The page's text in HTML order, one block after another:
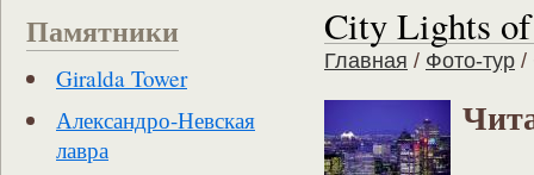
Памятники
Giralda Tower
Александро-Невская
лавра
City Lights
Главная / Фото-тур /